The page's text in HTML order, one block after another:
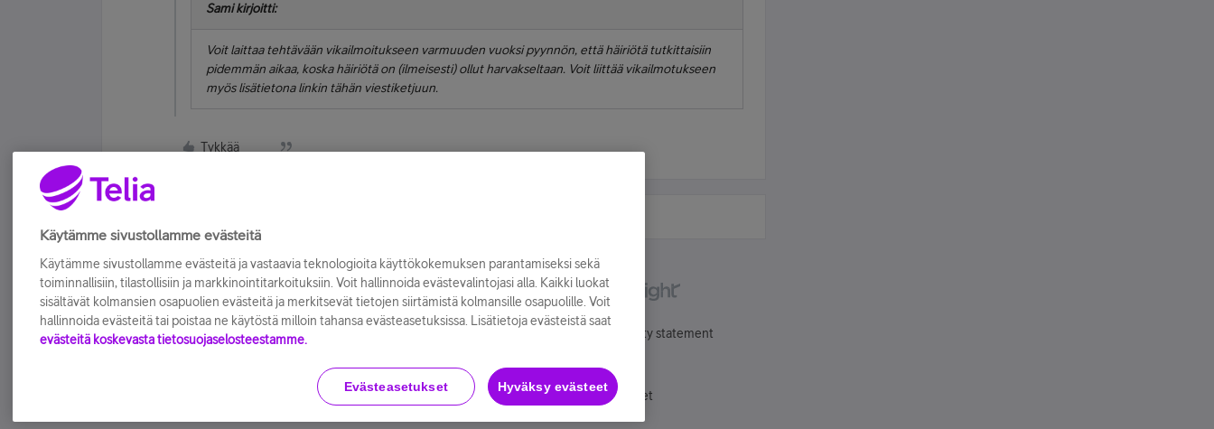
Sami kirjoitti:
Voit laittaa tehtävään vikailmoitukseen varmuuden vuoksi pyynnön, että häiriötä tutkittaisiin
pidemmän aikaa, koska häiriötä on (ilmeisesti) ollut harvakseltaan. Voit liittää vikailmotukseen
myös lisätietona linkin tähän viestiketjuun.
Tykkää
Accessibility statement
Evästeasetukset
Käytämme sivustollamme evästeitä
Käytämme sivustollamme evästeitä ja vastaavia teknologioita käyttökokemuksen parantamiseksi sekä
toiminnallisiin, tilastollisiin ja markkinointitarkoituksiin. Voit hallinnoida evästevalintojasi alla. Kaikki luokat
sisältävät kolmansien osapuolien evästeitä ja merkitsevät tietojen siirtämistä kolmansille osapuolille. Voit
hallinnoida evästeitä tai poistaa ne käytöstä milloin tahansa evästeasetuksissa. Lisätietoja evästeistä saat
evästeitä koskevasta tietosuojaselosteestamme.
Evästeasetukset Hyväksy evästeet